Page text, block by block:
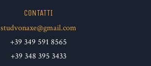
CONTATTI
studvonaxe@gmail.com
+39 349 591 8565
+39 348 395 3433